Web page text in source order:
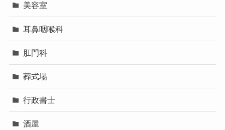
美容室
耳鼻咽喉科
肛門科
葬式場
行政書士
酒屋